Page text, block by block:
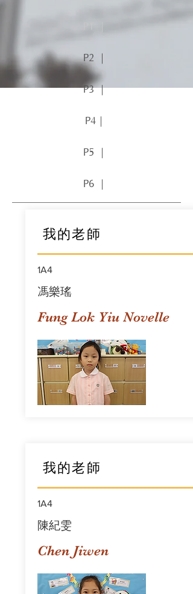
P2 ｜
P3 ｜
P4｜
P5 ｜
P6 ｜
我的老師
1A4
馮樂瑤
Fung Lok Yiu Novelle
我的老師
1A4
陳紀雯
Chen Jiwen